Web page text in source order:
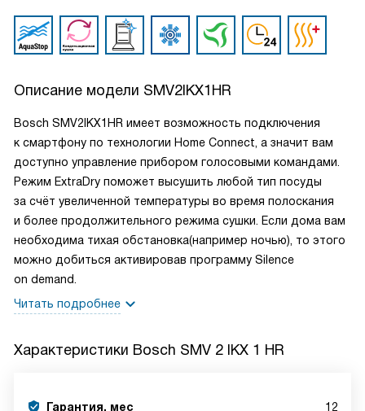
Описание модели SMV2IKX1HR
Bosch SMV2IKX1HR имеет возможность подключения
к смартфону по технологии Home Connect, а значит вам
доступно управление прибором голосовыми командами.
Режим ExtraDry поможет высушить любой тип посуды
за счёт увеличенной температуры во время полоскания
и более продолжительного режима сушки. Если дома вам
необходима тихая обстановка(например ночью), то этого
можно добиться активировав программу Silence
on demand.
Читать подробнее
Характеристики Bosch SMV 2 IKX 1 HR
Гарантия, мес 12